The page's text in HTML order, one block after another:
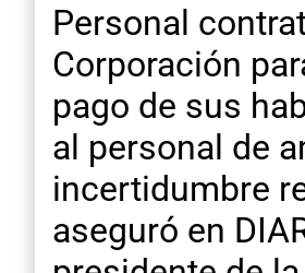
Personal
Corporación
pago de sus
al personal de
incertidumbre
aseguró en